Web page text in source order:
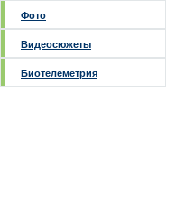
Фото
Видеосюжеты
Биотелеметрия